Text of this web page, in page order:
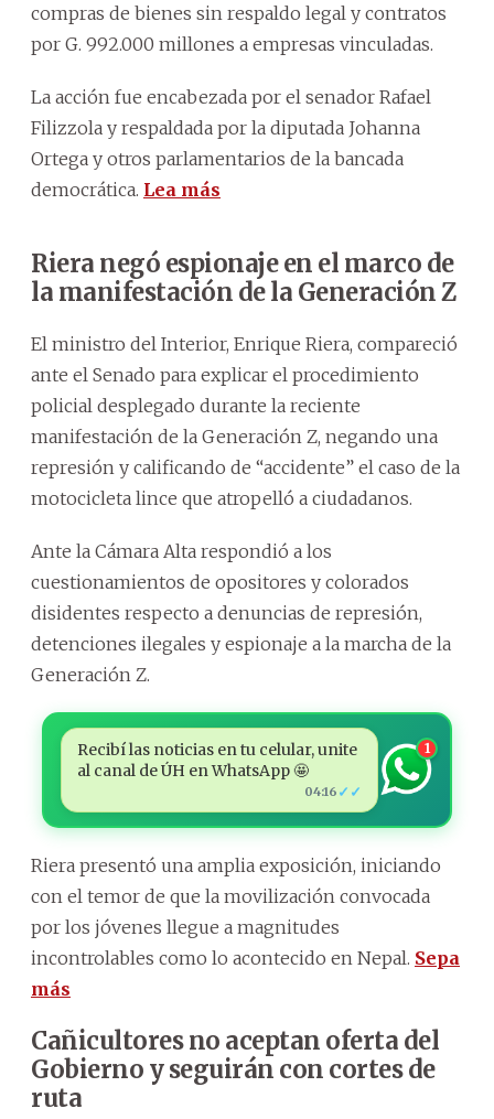
compras de bienes sin respaldo legal y contratos
por G. 992.000 millones a empresas vinculadas.
La acción fue encabezada por el senador Rafael
Filizzola y respaldada por la diputada Johanna
Ortega y otros parlamentarios de la bancada
democrática. Lea más
Riera negó espionaje en el marco de
la manifestación de la Generación Z
El ministro del Interior, Enrique Riera, compareció
ante el Senado para explicar el procedimiento
policial desplegado durante la reciente
manifestación de la Generación Z, negando una
represión y calificando de “accidente” el caso de la
motocicleta lince que atropelló a ciudadanos.
Ante la Cámara Alta respondió a los
cuestionamientos de opositores y colorados
disidentes respecto a denuncias de represión,
detenciones ilegales y espionaje a la marcha de la
Generación Z.
Recibí las noticias en tu celular, unite
al canal de ÚH en WhatsApp 🤩
04:16 ✓✓
1
Riera presentó una amplia exposición, iniciando
con el temor de que la movilización convocada
por los jóvenes llegue a magnitudes
incontrolables como lo acontecido en Nepal. Sepa
más
Cañicultores no aceptan oferta del
Gobierno y seguirán con cortes de
ruta